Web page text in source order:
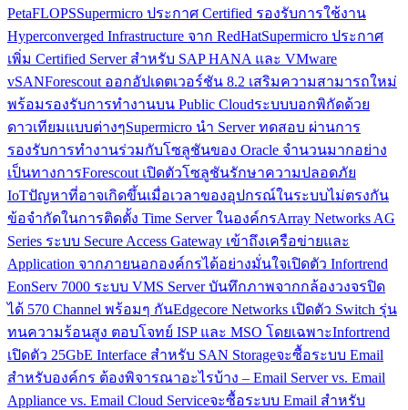
PetaFLOPSSupermicro ประกาศ Certified รองรับการใช้งาน
Hyperconverged Infrastructure จาก RedHatSupermicro ประกาศ
เพิ่ม Certified Server สำหรับ SAP HANA และ VMware
vSANForescout ออกอัปเดตเวอร์ชัน 8.2 เสริมความสามารถใหม่
พร้อมรองรับการทำงานบน Public Cloudระบบบอกพิกัดด้วย
ดาวเทียมแบบต่างๆSupermicro นำ Server ทดสอบ ผ่านการ
รองรับการทำงานร่วมกับโซลูชันของ Oracle จำนวนมากอย่าง
เป็นทางการForescout เปิดตัวโซลูชันรักษาความปลอดภัย
IoTปัญหาที่อาจเกิดขึ้นเมื่อเวลาของอุปกรณ์ในระบบไม่ตรงกัน
ข้อจำกัดในการติดตั้ง Time Server ในองค์กรArray Networks AG
Series ระบบ Secure Access Gateway เข้าถึงเครือข่ายและ
Application จากภายนอกองค์กรได้อย่างมั่นใจเปิดตัว Infortrend
EonServ 7000 ระบบ VMS Server บันทึกภาพจากกล้องวงจรปิด
ได้ 570 Channel พร้อมๆ กันEdgecore Networks เปิดตัว Switch รุ่น
ทนความร้อนสูง ตอบโจทย์ ISP และ MSO โดยเฉพาะInfortrend
เปิดตัว 25GbE Interface สำหรับ SAN Storageจะซื้อระบบ Email
สำหรับองค์กร ต้องพิจารณาอะไรบ้าง – Email Server vs. Email
Appliance vs. Email Cloud Serviceจะซื้อระบบ Email สำหรับ